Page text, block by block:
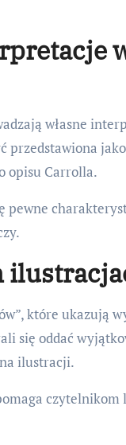
własne
opisu Carrolla.
pewne
które ukazują
się oddać
ilustracji.
czytelnikom